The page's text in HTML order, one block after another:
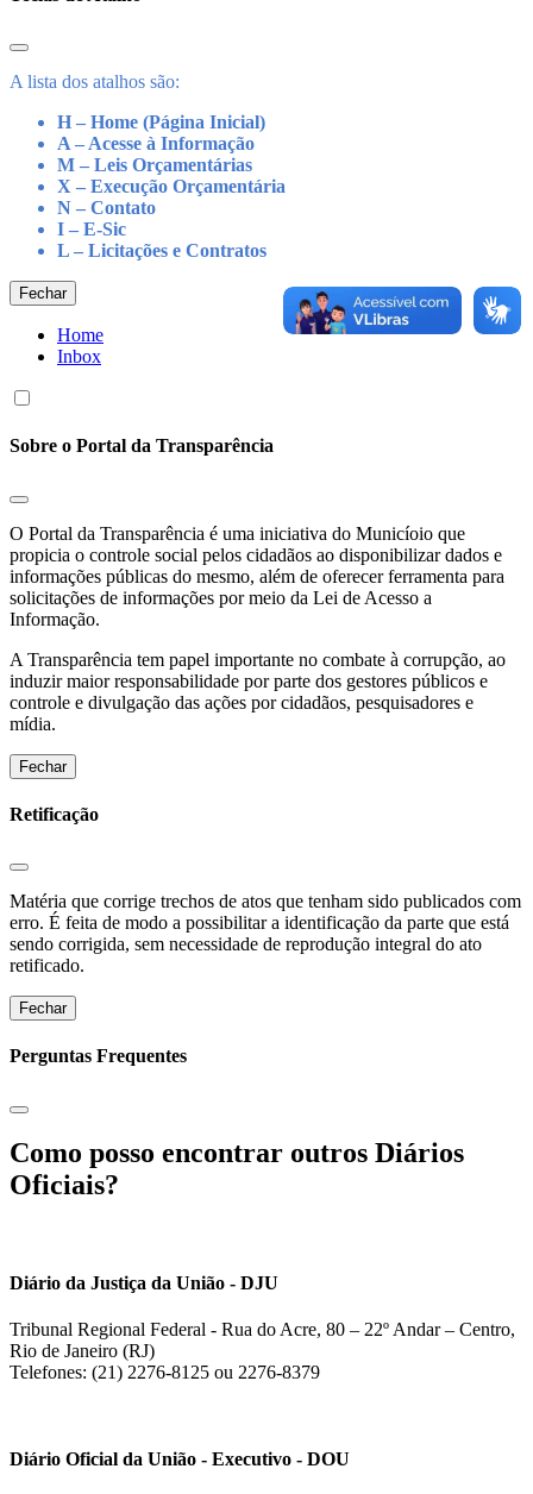
A lista dos atalhos são:
H – Home (Página Inicial)
A – Acesse à Informação
M – Leis Orçamentárias
X – Execução Orçamentária
N – Contato
I – E-Sic
L – Licitações e Contratos
Fechar
Home
Inbox
Sobre o Portal da Transparência
O Portal da Transparência é uma iniciativa do Municíoio que
propicia o controle social pelos cidadãos ao disponibilizar dados e
informações públicas do mesmo, além de oferecer ferramenta para
solicitações de informações por meio da Lei de Acesso a
Informação.
A Transparência tem papel importante no combate à corrupção, ao
induzir maior responsabilidade por parte dos gestores públicos e
controle e divulgação das ações por cidadãos, pesquisadores e
mídia.
Fechar
Retificação
Matéria que corrige trechos de atos que tenham sido publicados com
erro. É feita de modo a possibilitar a identificação da parte que está
sendo corrigida, sem necessidade de reprodução integral do ato
retificado.
Fechar
Perguntas Frequentes
Como posso encontrar outros Diários
Oficiais?
Diário da Justiça da União - DJU
Tribunal Regional Federal - Rua do Acre, 80 – 22º Andar – Centro,
Rio de Janeiro (RJ)
Telefones: (21) 2276-8125 ou 2276-8379
Diário Oficial da União - Executivo - DOU